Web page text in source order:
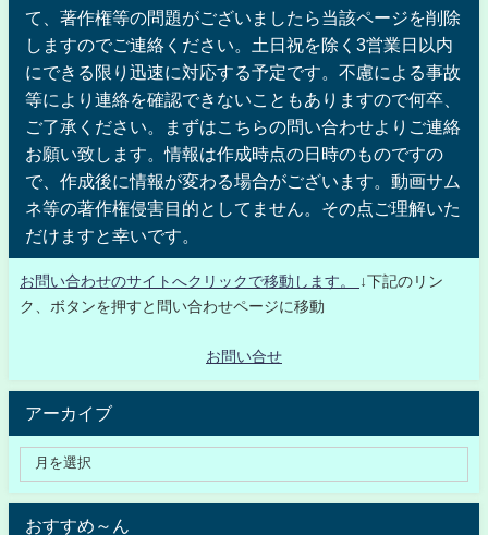
て、著作権等の問題がございましたら当該ページを削除
しますのでご連絡ください。土日祝を除く3営業日以内
にできる限り迅速に対応する予定です。不慮による事故
等により連絡を確認できないこともありますので何卒、
ご了承ください。まずはこちらの問い合わせよりご連絡
お願い致します。情報は作成時点の日時のものですの
で、作成後に情報が変わる場合がございます。動画サム
ネ等の著作権侵害目的としてません。その点ご理解いた
だけますと幸いです。
お問い合わせのサイトへクリックで移動します。
↓下記のリン
ク、ボタンを押すと問い合わせページに移動
お問い合せ
アーカイブ
おすすめ～ん